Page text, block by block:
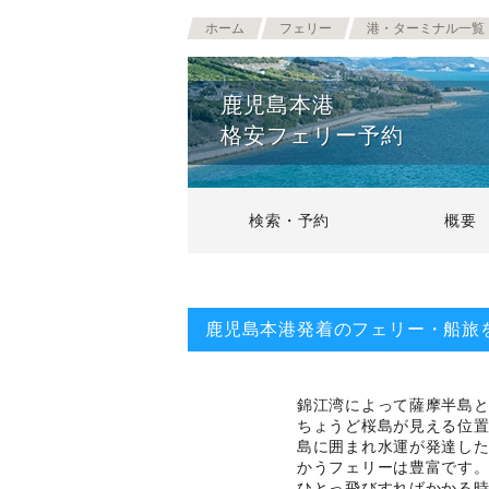
ホーム フェリー 港・ターミナル一覧
鹿児島本港
格安フェリー予約
検索・予約 概要
鹿児島本港発着のフェリー・船旅
錦江湾によって薩摩半島
ちょうど桜島が見える位
島に囲まれ水運が発達し
かうフェリーは豊富です